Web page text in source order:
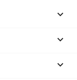


keyboard_arrow_down